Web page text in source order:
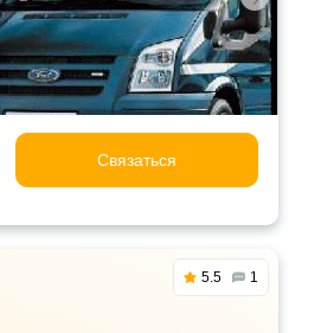
Связаться
5.5 1